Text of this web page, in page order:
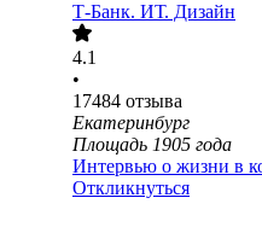
Т-Банк. ИТ. Дизайн
4.1
•
17484 отзыва
Екатеринбург
Площадь 1905 года
Интервью о жизни в
Откликнуться